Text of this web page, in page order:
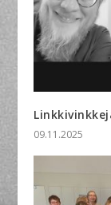
09.11.2025